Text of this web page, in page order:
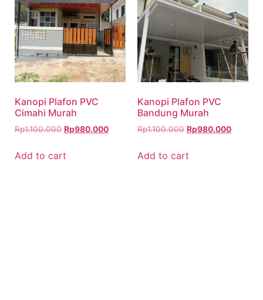
Kanopi Plafon PVC
Cimahi Murah
Rp1.100.000 Rp980.000
Add to cart
Kanopi Plafon PVC
Bandung Murah
Rp1.100.000 Rp980.000
Add to cart